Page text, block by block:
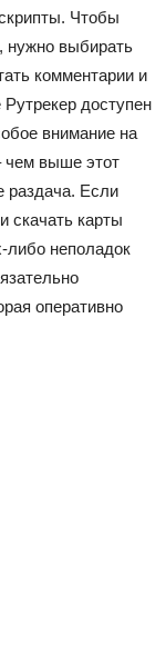
Чтобы
нужно выбирать
комментарии и
доступен
внимание на
чем выше этот
раздача. Если
скачать карты
либо неполадок
оперативно